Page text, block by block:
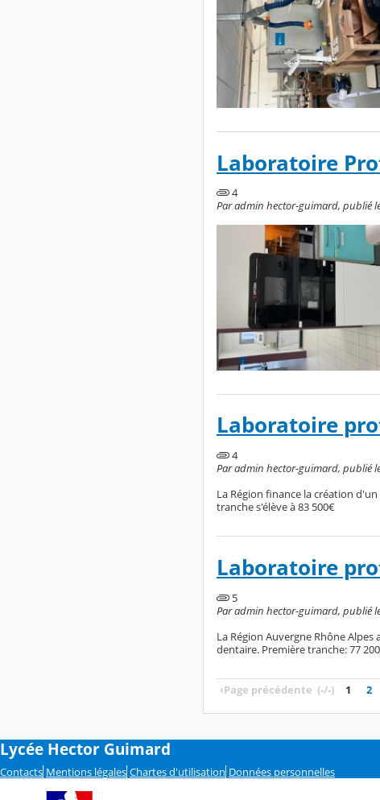
Laboratoire
4
Par admin hector-guimard, publié
Laboratoire
4
Par admin hector-guimard, publié
La Région finance la création
tranche s'élève à 83 500€
Laboratoire
5
Par admin hector-guimard, publié
La Région Auvergne Rhône
dentaire. Première tranche: 77
‹Page précédente (-/-) 1 2
Lycée Hector Guimard
Contacts Mentions légales Chartes d'utilisation Données personnelles